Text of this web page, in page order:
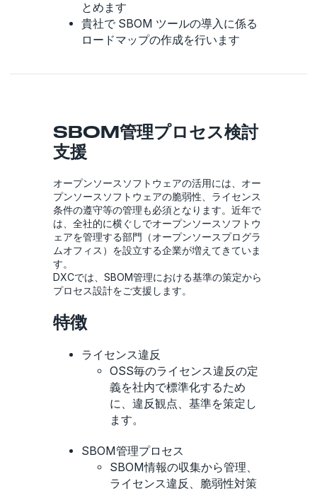
とめます
貴社で SBOM ツールの導入に係る
ロードマップの作成を行います
SBOM管理プロセス検討
支援
オープンソースソフトウェアの活用には、オー
プンソースソフトウェアの脆弱性、ライセンス
条件の遵守等の管理も必須となります。近年で
は、全社的に横ぐしでオープンソースソフトウ
ェアを管理する部門（オープンソースプログラ
ムオフィス）を設立する企業が増えてきていま
す。
DXCでは、SBOM管理における基準の策定から
プロセス設計をご支援します。
特徴
ライセンス違反
OSS毎のライセンス違反の定
義を社内で標準化するため
に、違反観点、基準を策定し
ます。
SBOM管理プロセス
SBOM情報の収集から管理、
ライセンス違反、脆弱性対策